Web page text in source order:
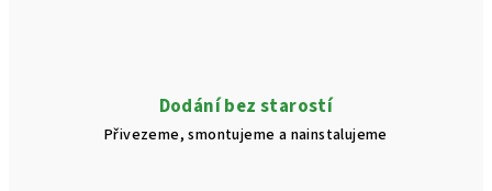
Dodání bez starostí
Přivezeme, smontujeme a nainstalujeme